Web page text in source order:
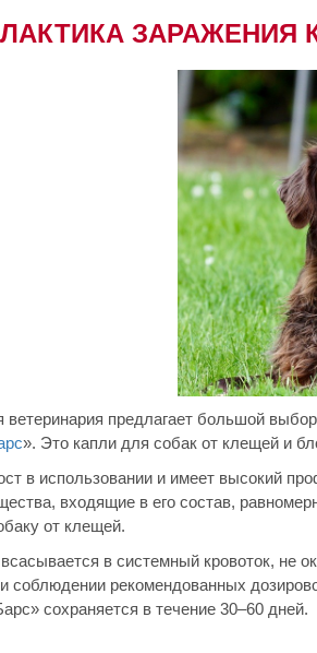
ЗАРАЖЕНИЯ
ветеринария предлагает большой
». Это капли для собак от клещей и
в использовании и имеет высокий
входящие в его состав,
от клещей.
в системный кровоток, не
соблюдении рекомендованных
сохраняется в течение 30–60 дней.